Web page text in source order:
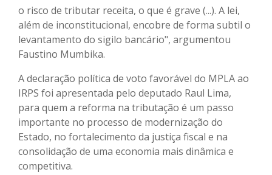
o risco de tributar receita, o que é grave (...). A lei,
além de inconstitucional, encobre de forma subtil o
levantamento do sigilo bancário", argumentou
Faustino Mumbika.
A declaração política de voto favorável do MPLA ao
IRPS foi apresentada pelo deputado Raul Lima,
para quem a reforma na tributação é um passo
importante no processo de modernização do
Estado, no fortalecimento da justiça fiscal e na
consolidação de uma economia mais dinâmica e
competitiva.